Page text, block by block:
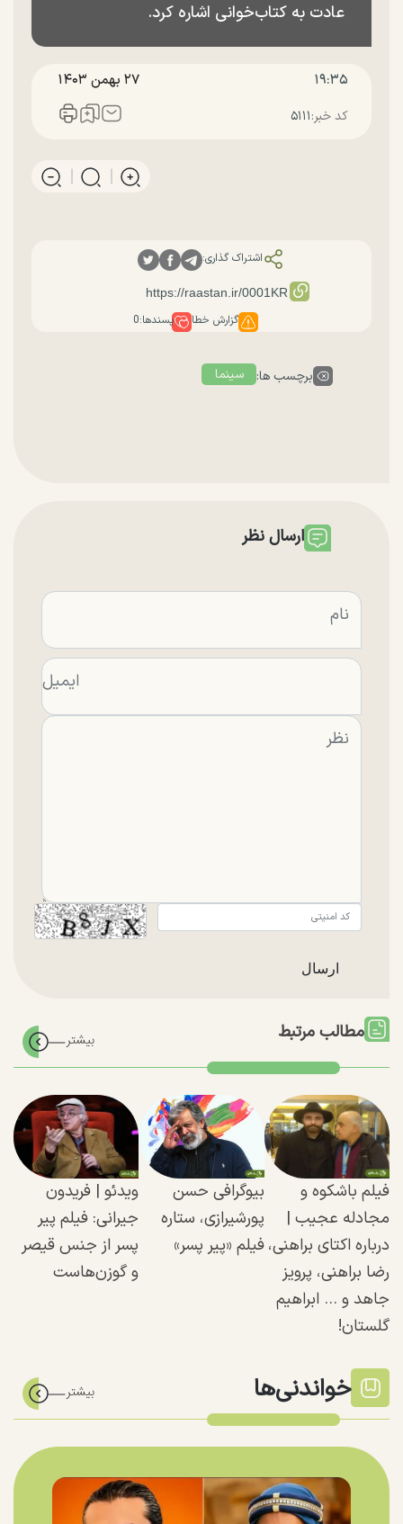
عادت به کتاب‌خوانی اشاره کرد.
۱۹:۳۵ ۲۷ بهمن ۱۴۰۳
کد خبر:۵۱۱۱
اشتراک گذاری:
گزارش خطا پسندها:0
برچسب ها: سینما
ارسال نظر
مطالب مرتبط
فیلم باشکوه و
مجادله عجیب‌ |
درباره اکتای براهنی،
رضا براهنی، پرویز
جاهد و ... ابراهیم
گلستان!
بیوگرافی حسن
پورشیرازی، ستاره
فیلم «پیر پسر»
ویدئو | فریدون
جیرانی: فیلم پیر
پسر از جنس قیصر
و گوزن‌هاست
خواندنی‌ها